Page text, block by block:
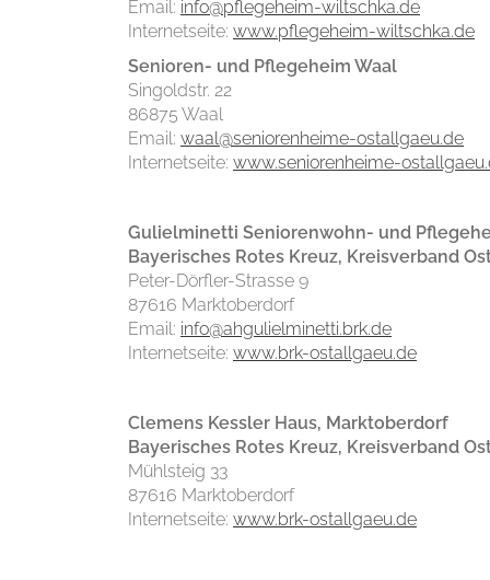
Email: info@pflegeheim-wiltschka.de
Internetseite: www.pflegeheim-wiltschka.de
Senioren- und Pflegeheim Waal
Singoldstr. 22
86875 Waal
Email: waal@seniorenheime-ostallgaeu.de
Internetseite: www.seniorenheime-
Gulielminetti Seniorenwohn- und
Bayerisches Rotes Kreuz, Kreisverband
Peter-Dörfler-Strasse 9
87616 Marktoberdorf
Email: info@ahgulielminetti.brk.de
Internetseite: www.brk-ostallgaeu.de
Clemens Kessler Haus, Marktoberdorf
Bayerisches Rotes Kreuz, Kreisverband
Mühlsteig 33
87616 Marktoberdorf
Internetseite: www.brk-ostallgaeu.de